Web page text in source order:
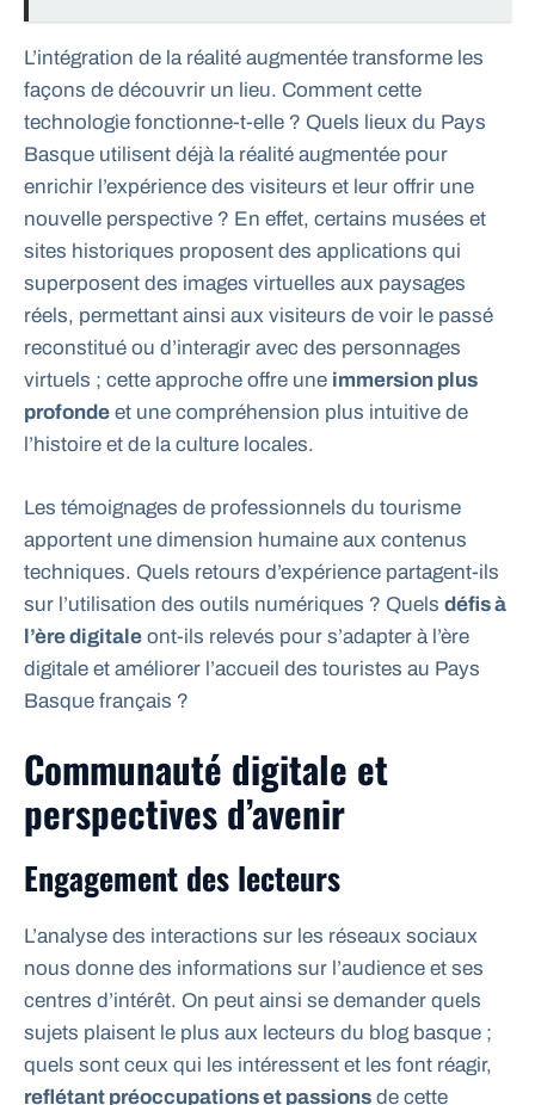
L’intégration de la réalité augmentée transforme les
façons de découvrir un lieu. Comment cette
technologie fonctionne-t-elle ? Quels lieux du Pays
Basque utilisent déjà la réalité augmentée pour
enrichir l’expérience des visiteurs et leur offrir une
nouvelle perspective ? En effet, certains musées et
sites historiques proposent des applications qui
superposent des images virtuelles aux paysages
réels, permettant ainsi aux visiteurs de voir le passé
reconstitué ou d’interagir avec des personnages
virtuels ; cette approche offre une immersion plus
profonde et une compréhension plus intuitive de
l’histoire et de la culture locales.
Les témoignages de professionnels du tourisme
apportent une dimension humaine aux contenus
techniques. Quels retours d’expérience partagent-ils
sur l’utilisation des outils numériques ? Quels défis à
l’ère digitale ont-ils relevés pour s’adapter à l’ère
digitale et améliorer l’accueil des touristes au Pays
Basque français ?
Communauté digitale et
perspectives d’avenir
Engagement des lecteurs
L’analyse des interactions sur les réseaux sociaux
nous donne des informations sur l’audience et ses
centres d’intérêt. On peut ainsi se demander quels
sujets plaisent le plus aux lecteurs du blog basque ;
quels sont ceux qui les intéressent et les font réagir,
reflétant préoccupations et passions de cette